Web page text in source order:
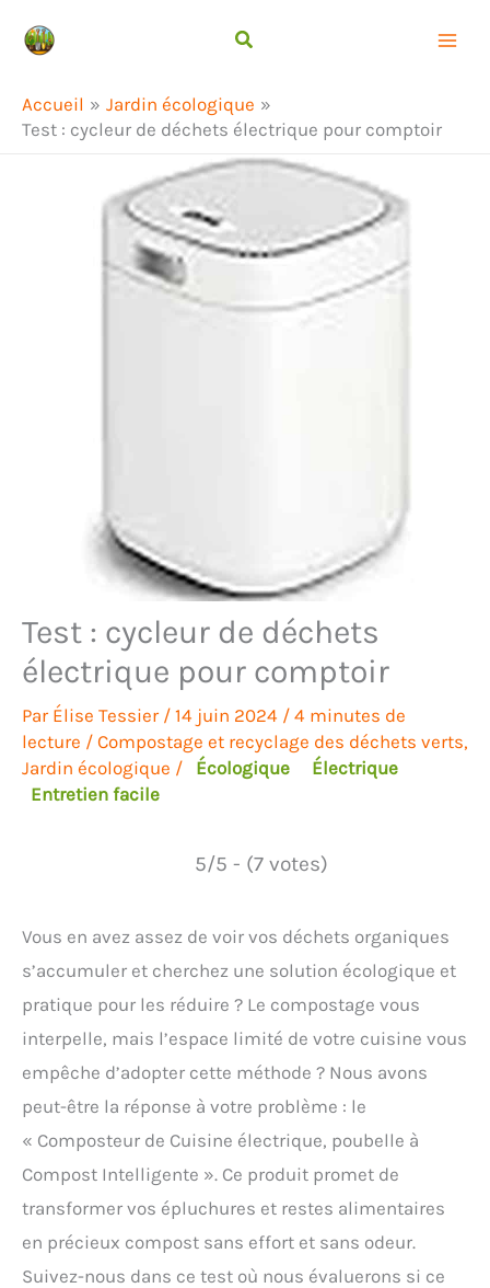
Accueil
Jardin écologique
Test : cycleur de déchets électrique pour comptoir
Test : cycleur de déchets
électrique pour comptoir
Par Élise Tessier / 14 juin 2024 / 4 minutes de
lecture / Compostage et recyclage des déchets verts,
Jardin écologique / Écologique
Électrique
Entretien facile
5/5 - (7 votes)
Vous en avez assez de voir vos déchets organiques
s’accumuler et cherchez une solution écologique et
pratique pour les réduire ? Le compostage vous
interpelle, mais l’espace limité de votre cuisine vous
empêche d’adopter cette méthode ? Nous avons
peut-être la réponse à votre problème : le
« Composteur de Cuisine électrique, poubelle à
Compost Intelligente ». Ce produit promet de
transformer vos épluchures et restes alimentaires
en précieux compost sans effort et sans odeur.
Suivez-nous dans ce test où nous évaluerons si ce